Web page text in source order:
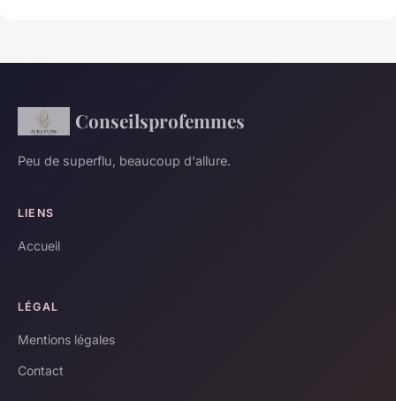
Conseilsprofemmes
Peu de superflu, beaucoup d'allure.
LIENS
Accueil
LÉGAL
Mentions légales
Contact